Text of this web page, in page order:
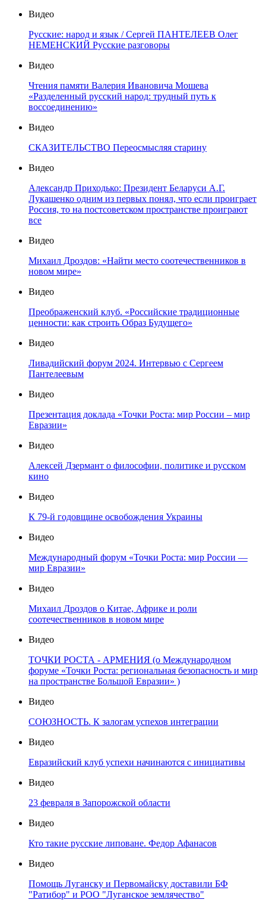
Видео
Русские: народ и язык / Сергей ПАНТЕЛЕЕВ Олег
НЕМЕНСКИЙ Русские разговоры
Видео
Чтения памяти Валерия Ивановича Мошева
«Разделенный русский народ: трудный путь к
воссоединению»
Видео
СКАЗИТЕЛЬСТВО Переосмысляя старину
Видео
Александр Приходько: Президент Беларуси А.Г.
Лукашенко одним из первых понял, что если проиграет
Россия, то на постсоветском пространстве проиграют
все
Видео
Михаил Дроздов: «Найти место соотечественников в
новом мире»
Видео
Преображенский клуб. «Российские традиционные
ценности: как строить Образ Будущего»
Видео
Ливадийский форум 2024. Интервью с Сергеем
Пантелеевым
Видео
Презентация доклада «Точки Роста: мир России – мир
Евразии»
Видео
Алексей Дзермант о философии, политике и русском
кино
Видео
К 79-й годовщине освобождения Украины
Видео
Международный форум «Точки Роста: мир России —
мир Евразии»
Видео
Михаил Дроздов о Китае, Африке и роли
соотечественников в новом мире
Видео
ТОЧКИ РОСТА - АРМЕНИЯ (о Международном
форуме «Точки Роста: региональная безопасность и мир
на пространстве Большой Евразии» )
Видео
СОЮЗНОСТЬ. К залогам успехов интеграции
Видео
Евразийский клуб успехи начинаются с инициативы
Видео
23 февраля в Запорожской области
Видео
Кто такие русские липоване. Федор Афанасов
Видео
Помощь Луганску и Первомайску доставили БФ
"Ратибор" и РОО "Луганское землячество"